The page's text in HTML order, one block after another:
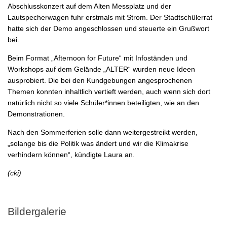
Abschlusskonzert auf dem Alten Messplatz und der
Lautspecherwagen fuhr erstmals mit Strom. Der Stadtschülerrat
hatte sich der Demo angeschlossen und steuerte ein Grußwort
bei.
Beim Format „Afternoon for Future“ mit Infoständen und
Workshops auf dem Gelände „ALTER“ wurden neue Ideen
ausprobiert. Die bei den Kundgebungen angesprochenen
Themen konnten inhaltlich vertieft werden, auch wenn sich dort
natürlich nicht so viele Schüler*innen beteiligten, wie an den
Demonstrationen.
Nach den Sommerferien solle dann weitergestreikt werden,
„solange bis die Politik was ändert und wir die Klimakrise
verhindern können“, kündigte Laura an.
(cki)
Bildergalerie